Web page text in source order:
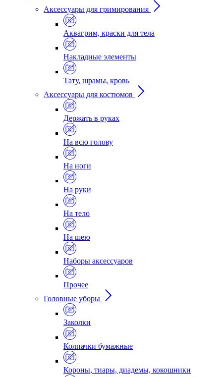
Аксессуары для гримирования
Аквагрим, краски для тела
Накладные элементы
Тату, шрамы, кровь
Аксессуары для костюмов
Держать в руках
На всю голову
На ноги
На руки
На тело
На шею
Наборы аксессуаров
Прочее
Головные уборы
Заколки
Колпачки бумажные
Короны, тиары, диадемы, кокошники